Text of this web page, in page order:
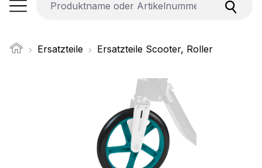
Ersatzteile Ersatzteile Scooter, Roller